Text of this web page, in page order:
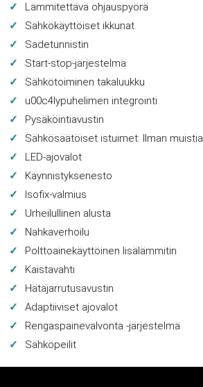
Lämmitettävä ohjauspyörä
Sähkökäyttöiset ikkunat
Sadetunnistin
Start-stop-järjestelmä
Sähkötoiminen takaluukku
u00c4lypuhelimen integrointi
Pysäköintiavustin
Sähkösäätöiset istuimet: Ilman muistia
LED-ajovalot
Käynnistyksenesto
Isofix-valmius
Urheilullinen alusta
Nahkaverhoilu
Polttoainekäyttöinen lisälämmitin
Kaistavahti
Hätäjarrutusavustin
Adaptiiviset ajovalot
Rengaspainevalvonta -järjestelmä
Sähköpeilit